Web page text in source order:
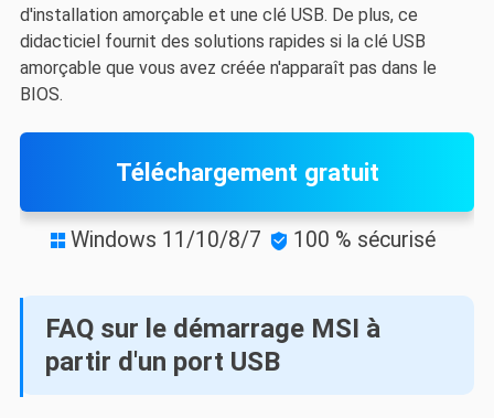
d'installation amorçable et une clé USB. De plus, ce
didacticiel fournit des solutions rapides si la clé USB
amorçable que vous avez créée n'apparaît pas dans le
BIOS.
Téléchargement gratuit
 Windows 11/10/8/7  100 % sécurisé
FAQ sur le démarrage MSI à
partir d'un port USB